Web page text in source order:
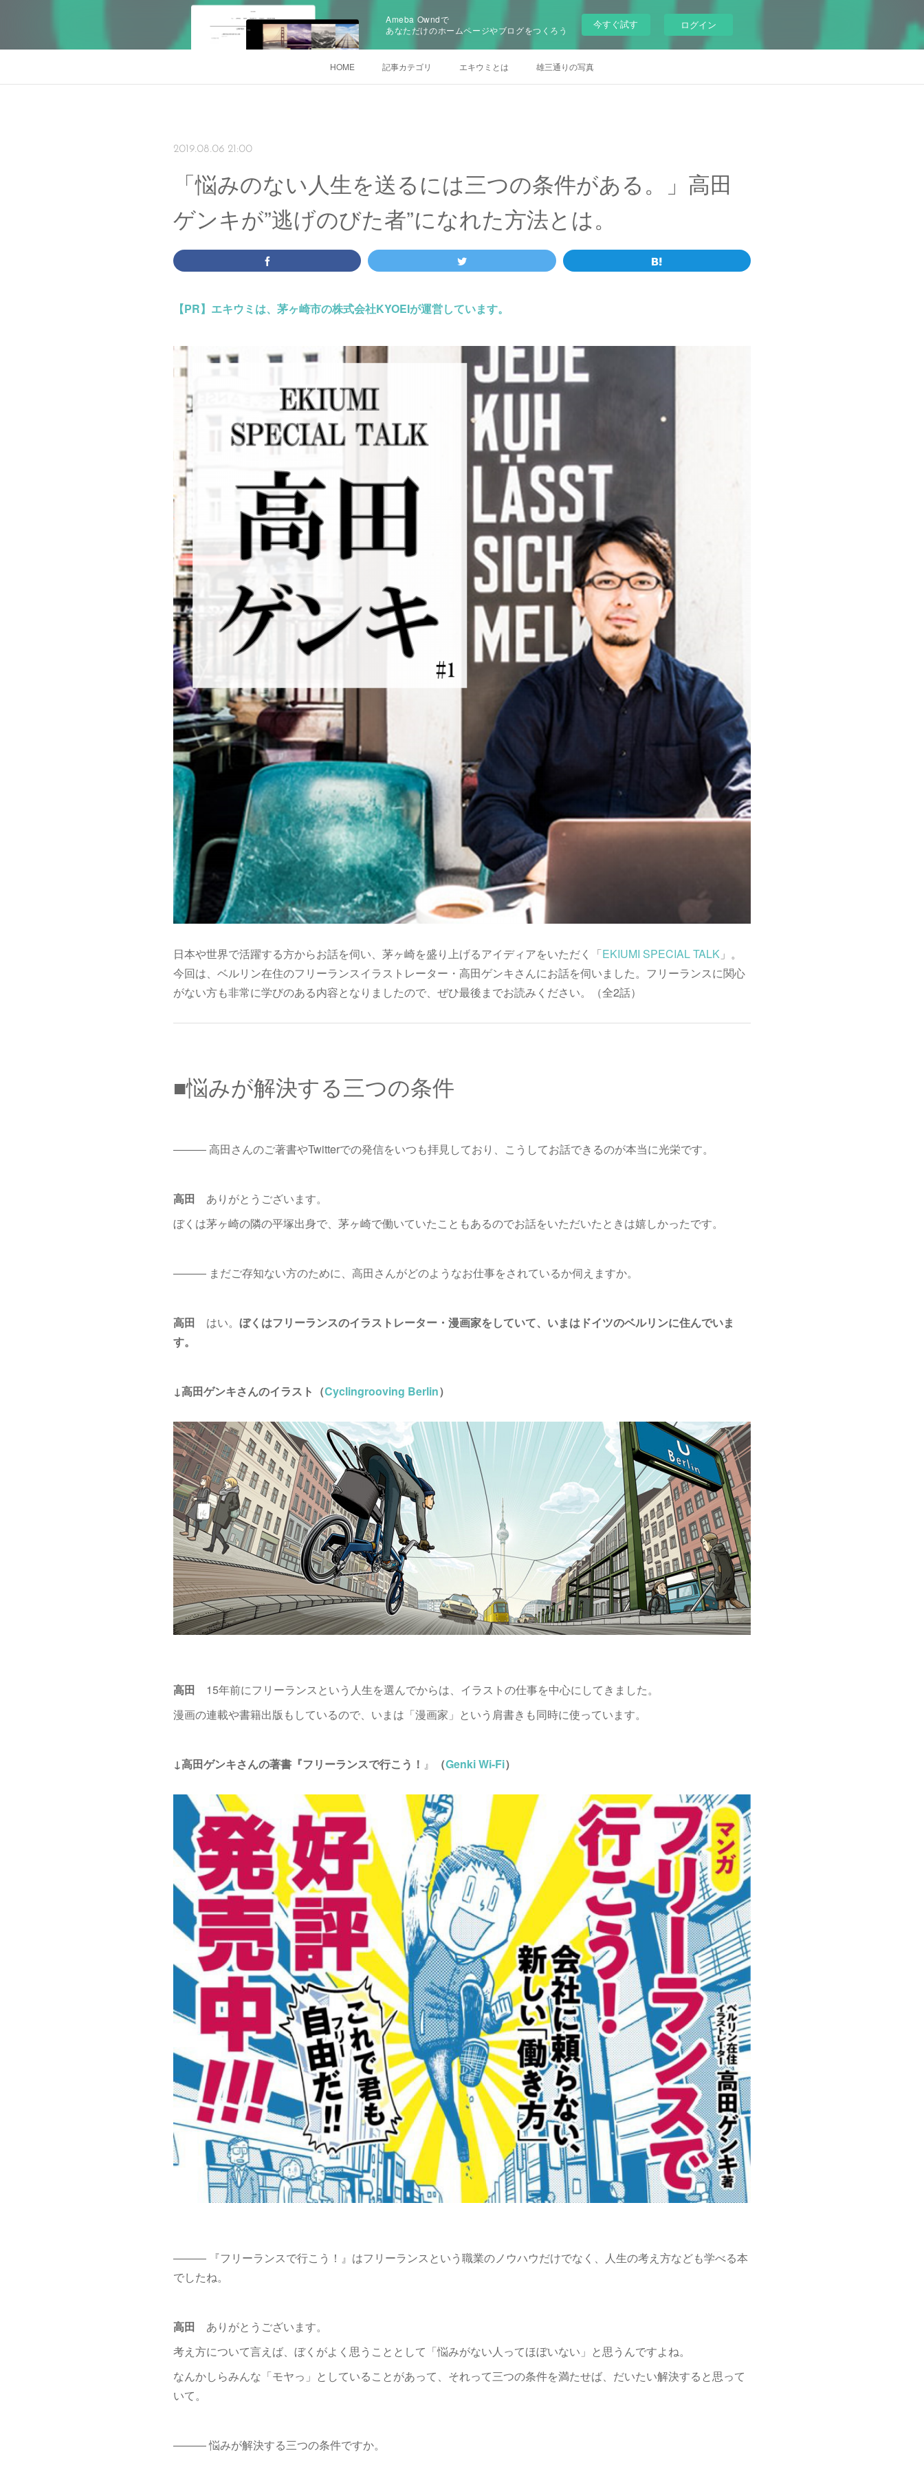
Ameba Owndで
あなただけのホームページやブログをつくろう
今すぐ試す ログイン
HOME 記事カテゴリ エキウミとは 雄三通りの写真
2019.08.06 21:00
「悩みのない人生を送るには三つの条件がある。」高田
ゲンキが”逃げのびた者”になれた方法とは。
【PR】 エキウミは、茅ヶ崎市の株式会社KYOEIが運営しています。
日本や世界で活躍する方からお話を伺い、茅ヶ崎を盛り上げるアイディアをいただく「EKIUMI SPECIAL TALK 」。
今回は、ベルリン在住のフリーランスイラストレーター・高田ゲンキさんにお話を伺いました。フリーランスに関心
がない方も非常に学びのある内容となりましたので、ぜひ最後までお読みください。（全2話）
■悩みが解決する三つの条件
――― 高田さんのご著書やTwitterでの発信をいつも拝見しており、こうしてお話できるのが本当に光栄です。
高田 ありがとうございます。
ぼくは茅ヶ崎の隣の平塚出身で、茅ヶ崎で働いていたこともあるのでお話をいただいたときは嬉しかったです。
――― まだご存知ない方のために、高田さんがどのようなお仕事をされているか伺えますか。
高田 はい。 ぼくはフリーランスのイラストレーター・漫画家をしていて、いまはドイツのベルリンに住んでいま
す。
↓高田ゲンキさんのイラスト（Cyclingrooving Berlin）
高田 15年前にフリーランスという人生を選んでからは、イラストの仕事を中心にしてきました。
漫画の連載や書籍出版もしているので、いまは「漫画家」という肩書きも同時に使っています。
↓高田ゲンキさんの著書『フリーランスで行こう！ 』 （Genki Wi-Fi）
――― 『フリーランスで行こう！』はフリーランスという職業のノウハウだけでなく、人生の考え方なども学べる本
でしたね。
高田 ありがとうございます。
考え方について言えば、ぼくがよく思うこととして「悩みがない人ってほぼいない」と思うんですよね。
なんかしらみんな「モヤっ」としていることがあって、それって三つの条件を満たせば、だいたい解決すると思って
いて。
――― 悩みが解決する三つの条件ですか。